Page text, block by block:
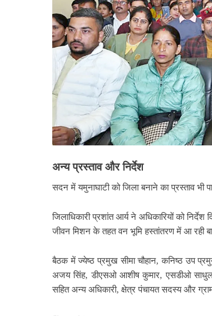
अन्य प्रस्ताव और निर्देश
सदन में यमुनाघाटी को जिला बनाने का प्रस्ताव भी
जिलाधिकारी प्रशांत आर्य ने अधिकारियों को
जीवन मिशन के तहत वन भूमि हस्तांतरण में आ रही
बैठक में ज्येष्ठ प्रमुख सीमा चौहान, कनिष्ठ उप
अजय सिंह, डीएसओ आशीष कुमार, एसडीओ साधुलाल
सहित अन्य अधिकारी, क्षेत्र पंचायत सदस्य और